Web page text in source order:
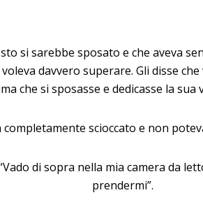
si sarebbe sposato e che aveva
davvero superare. Gli disse
che si sposasse e dedicasse la sua
completamente scioccato e non
di sopra nella mia camera da
prendermi”.